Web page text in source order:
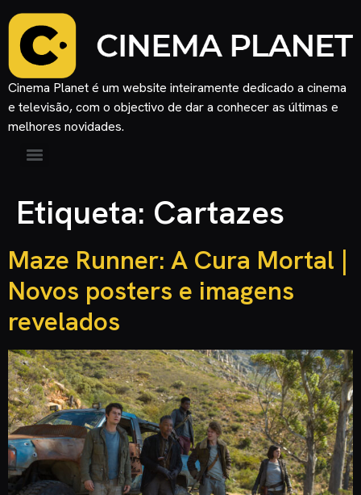
Cinema Planet é um website inteiramente dedicado a cinema
e televisão, com o objectivo de dar a conhecer as últimas e
melhores novidades.
Etiqueta: Cartazes
Maze Runner: A Cura Mortal |
Novos posters e imagens
revelados